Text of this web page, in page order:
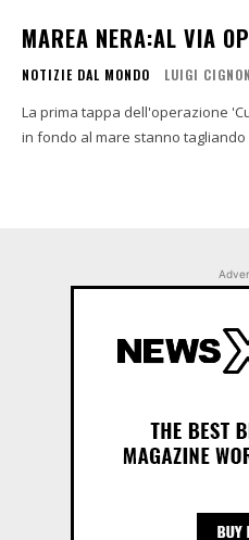
MAREA NERA:AL VIA
NOTIZIE DAL MONDO LUIGI
La prima tappa dell'operazione
in fondo al mare stanno